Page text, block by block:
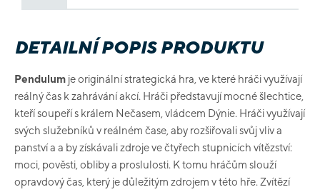
DETAILNÍ POPIS PRODUKTU
Pendulum je originální strategická hra, ve které hráči využívají
reálný čas k zahrávání akcí. Hráči představují mocné šlechtice,
kteří soupeří s králem Nečasem, vládcem Dýnie. Hráči využívají
svých služebníků v reálném čase, aby rozšiřovali svůj vliv a
panství a a by získávali zdroje ve čtyřech stupnicích vítězství:
moci, pověsti, obliby a proslulosti. K tomu hráčům slouží
opravdový čas, který je důležitým zdrojem v této hře. Zvítězí